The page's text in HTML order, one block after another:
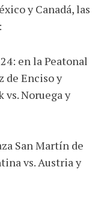
y Canadá, las
en la Peatonal
de Enciso y
vs. Noruega y
San Martín de
vs. Austria y